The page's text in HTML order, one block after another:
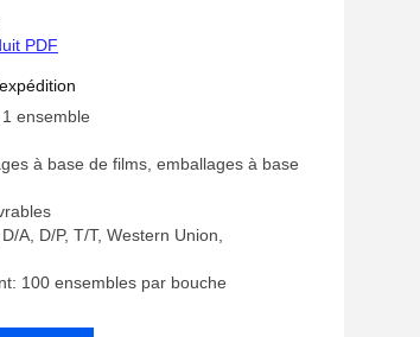
PDF
ensemble
à base de films, emballages à base
A, D/P, T/T, Western Union,
100 ensembles par bouche